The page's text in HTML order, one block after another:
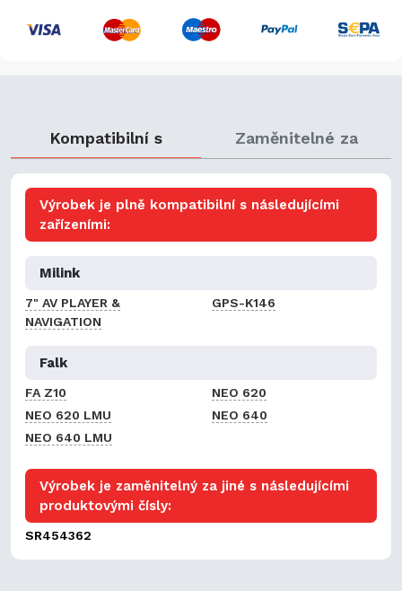
Kompatibilní s Zaměnitelné za
Výrobek je plně kompatibilní s následujícími
zařízeními:
Milink
7" AV PLAYER &
NAVIGATION
GPS-K146
Falk
FA Z10
NEO 620
NEO 620 LMU
NEO 640
NEO 640 LMU
Výrobek je zaměnitelný za jiné s následujícími
produktovými čísly:
SR454362